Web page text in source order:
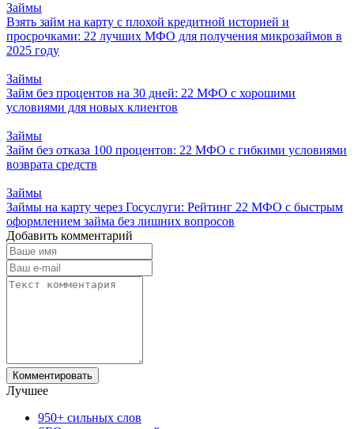
Займы
Взять займ на карту с плохой кредитной историей и
просрочками: 22 лучших МФО для получения микрозаймов в
2025 году
Займы
Займ без процентов на 30 дней: 22 МФО с хорошими
условиями для новых клиентов
Займы
Займ без отказа 100 процентов: 22 МФО с гибкими условиями
возврата средств
Займы
Займы на карту через Госуслуги: Рейтинг 22 МФО с быстрым
оформлением займа без лишних вопросов
Добавить комментарий
Лучшее
950+ сильных слов